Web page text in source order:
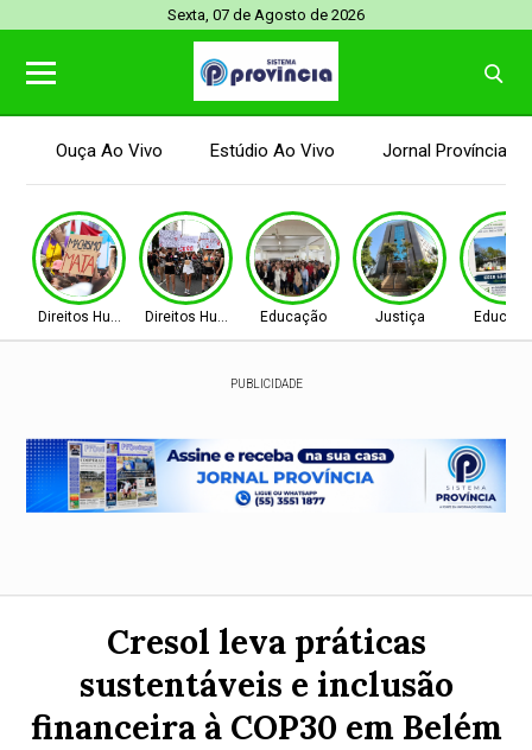
Sexta, 07 de Agosto de 2026
Ouça Ao Vivo Estúdio Ao Vivo Jornal Província
Direitos HumanosDireitos HumanosEducação Justiça
PUBLICIDADE
Cresol leva práticas
sustentáveis e inclusão
financeira à COP30 em Belém